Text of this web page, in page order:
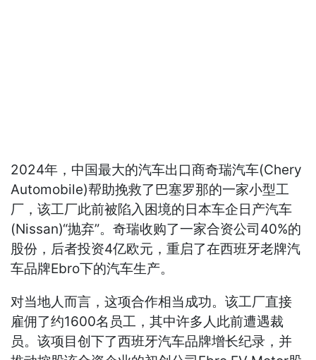
2024年，中国最大的汽车出口商奇瑞汽车(Chery
Automobile)帮助挽救了巴塞罗那的一家小型工
厂，该工厂此前被陷入困境的日本车企日产汽车
(Nissan)“抛弃”。奇瑞收购了一家合资公司40%的
股份，后者投资4亿欧元，重启了在西班牙老牌汽
车品牌Ebro下的汽车生产。
对当地人而言，这项合作相当成功。该工厂直接
雇佣了约1600名员工，其中许多人此前遭遇裁
员。该项目创下了西班牙汽车品牌增长纪录，并